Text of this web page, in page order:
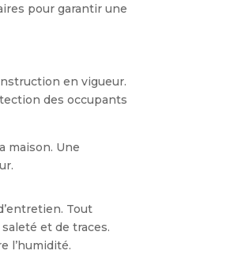
pour garantir une
en vigueur.
des occupants
maison. Une
Tout
et de traces.
l’humidité.